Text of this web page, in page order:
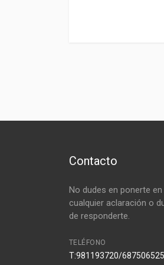
Contacto
No dudes en ponerte
cualquier aclaración o
de responderte.
TELÉFONO
T:981193720/687506525